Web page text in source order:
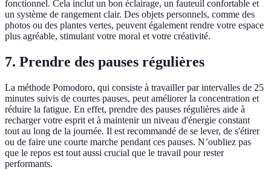
fonctionnel. Cela inclut un bon éclairage, un fauteuil confortable et
un système de rangement clair. Des objets personnels, comme des
photos ou des plantes vertes, peuvent également rendre votre espace
plus agréable, stimulant votre moral et votre créativité.
7. Prendre des pauses régulières
La méthode Pomodoro, qui consiste à travailler par intervalles de 25
minutes suivis de courtes pauses, peut améliorer la concentration et
réduire la fatigue. En effet, prendre des pauses régulières aide à
recharger votre esprit et à maintenir un niveau d'énergie constant
tout au long de la journée. Il est recommandé de se lever, de s'étirer
ou de faire une courte marche pendant ces pauses. N’oubliez pas
que le repos est tout aussi crucial que le travail pour rester
performants.